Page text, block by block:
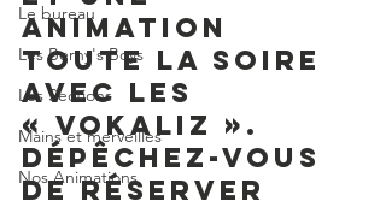
Le bureau
Les Berny's Boys
Les Sections
Mains et merveilles
Nos Animations
animation
toute la soire
avec les
« Vokaliz ».
Dépêchez-vous
de réserver